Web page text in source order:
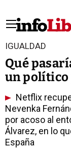
IGUALDAD
Qué
un político
Netflix
Nevenka
por acoso al
Álvarez, en lo
España